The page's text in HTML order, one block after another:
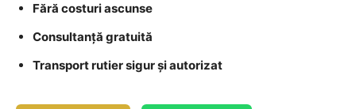
Fără costuri ascunse
Consultanță gratuită
Transport rutier sigur și autorizat